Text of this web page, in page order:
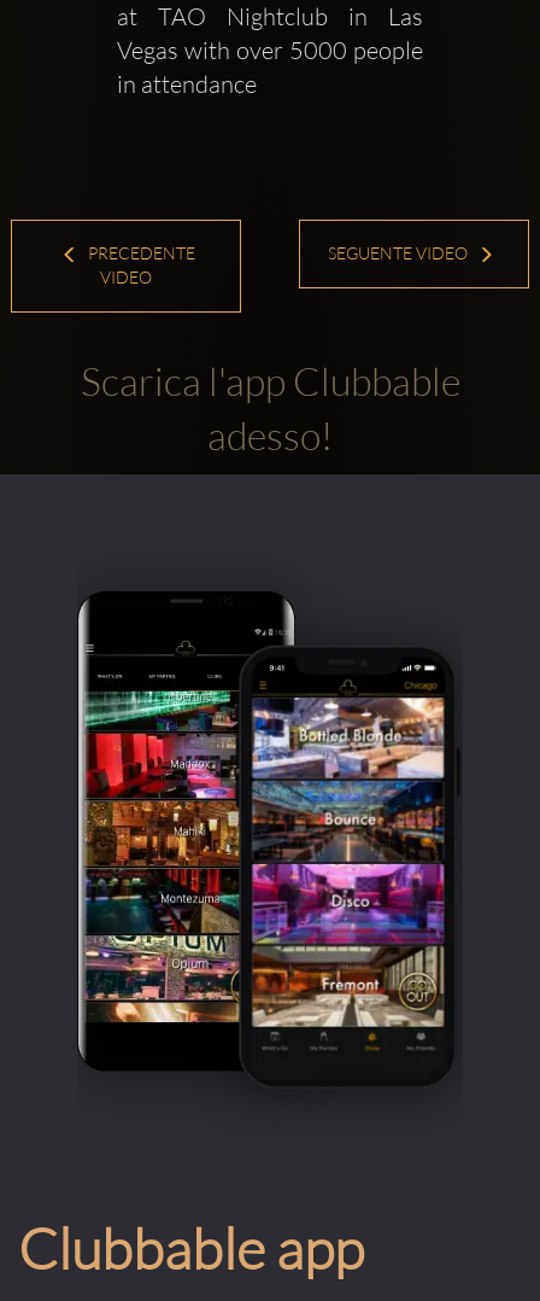
at TAO Nightclub in Las
Vegas with over 5000 people
in attendance
PRECEDENTE
VIDEO
SEGUENTE VIDEO
Scarica l'app Clubbable
adesso!
Clubbable app